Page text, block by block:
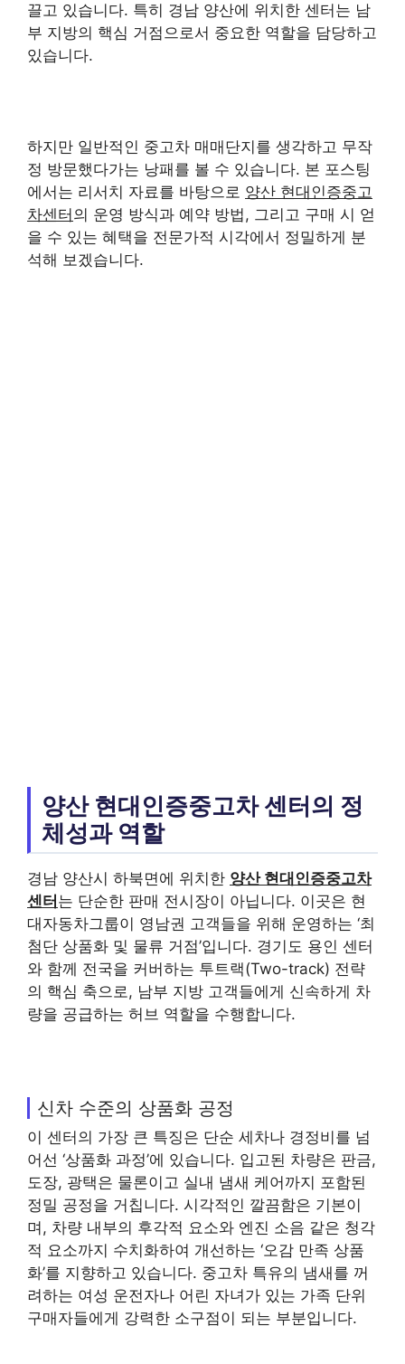
끌고 있습니다. 특히 경남 양산에 위치한 센터는 남
부 지방의 핵심 거점으로서 중요한 역할을 담당하고
있습니다.
하지만 일반적인 중고차 매매단지를 생각하고 무작
정 방문했다가는 낭패를 볼 수 있습니다. 본 포스팅
에서는 리서치 자료를 바탕으로 양산 현대인증중고
차센터 의 운영 방식과 예약 방법, 그리고 구매 시 얻
을 수 있는 혜택을 전문가적 시각에서 정밀하게 분
석해 보겠습니다.
양산 현대인증중고차 센터의 정
체성과 역할
경남 양산시 하북면에 위치한 양산 현대인증중고차
센터 는 단순한 판매 전시장이 아닙니다. 이곳은 현
대자동차그룹이 영남권 고객들을 위해 운영하는 ‘최
첨단 상품화 및 물류 거점’입니다. 경기도 용인 센터
와 함께 전국을 커버하는 투트랙(Two-track) 전략
의 핵심 축으로, 남부 지방 고객들에게 신속하게 차
량을 공급하는 허브 역할을 수행합니다.
신차 수준의 상품화 공정
이 센터의 가장 큰 특징은 단순 세차나 경정비를 넘
어선 ‘상품화 과정’에 있습니다. 입고된 차량은 판금,
도장, 광택은 물론이고 실내 냄새 케어까지 포함된
정밀 공정을 거칩니다. 시각적인 깔끔함은 기본이
며, 차량 내부의 후각적 요소와 엔진 소음 같은 청각
적 요소까지 수치화하여 개선하는 ‘오감 만족 상품
화’를 지향하고 있습니다. 중고차 특유의 냄새를 꺼
려하는 여성 운전자나 어린 자녀가 있는 가족 단위
구매자들에게 강력한 소구점이 되는 부분입니다.